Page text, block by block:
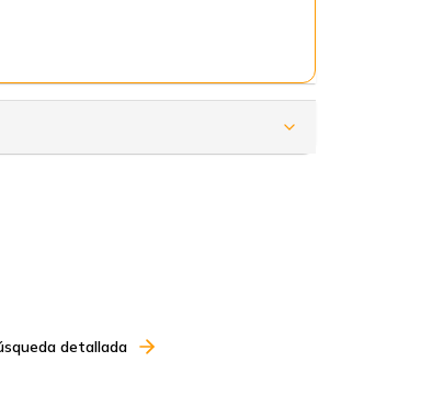
detallada